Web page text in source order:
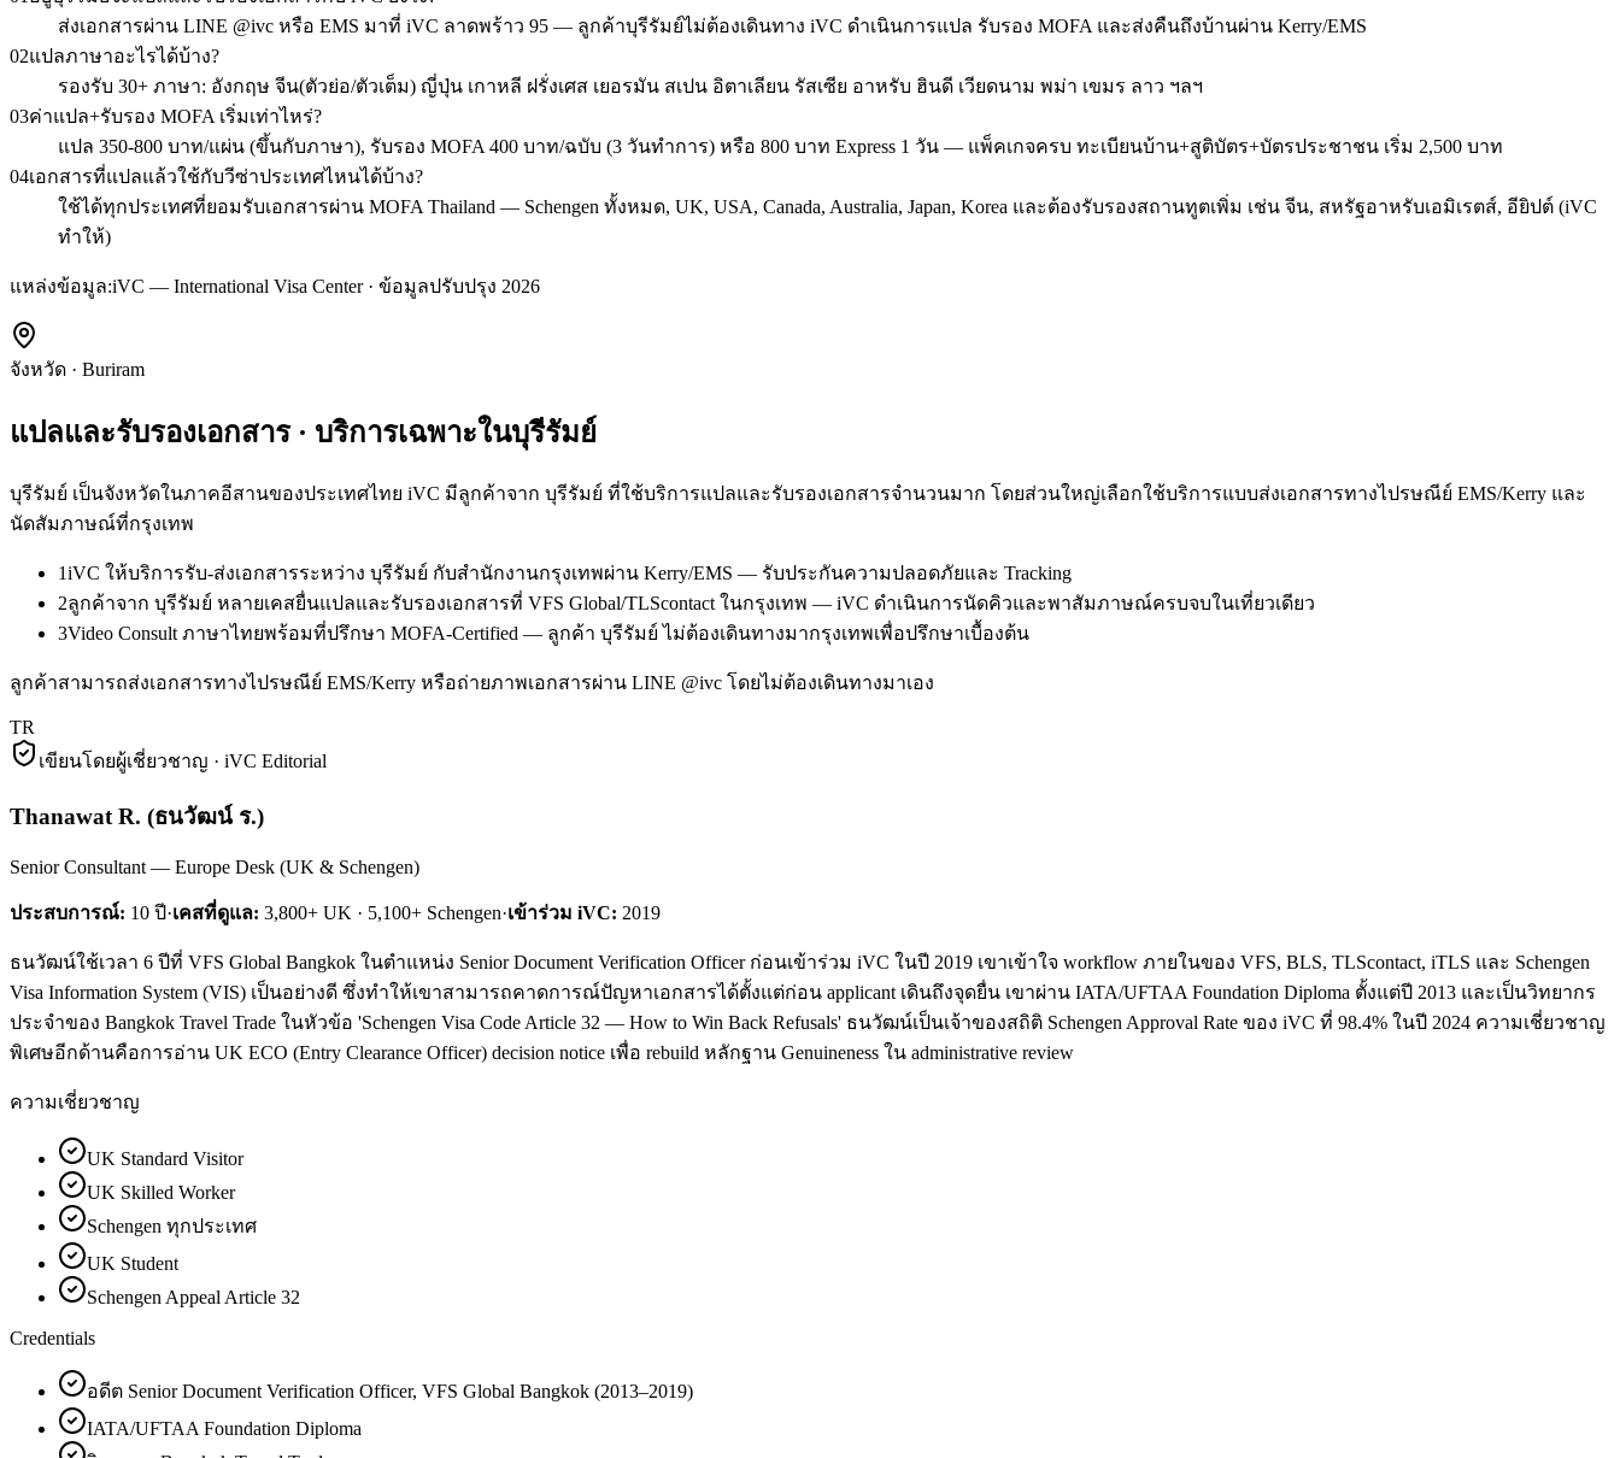
ส่งเอกสารผ่าน LINE @ivc หรือ EMS มาที่ iVC ลาดพร้าว 95 — ลูกค้าบุรีรัมย์ไม่ต้องเดินทาง iVC ดำเนินการแปล รับรอง MOFA และส่งคืนถึงบ้านผ่าน Kerry/EMS
02แปลภาษาอะไรได้บ้าง?
รองรับ 30+ ภาษา: อังกฤษ จีน(ตัวย่อ/ตัวเต็ม) ญี่ปุ่น เกาหลี ฝรั่งเศส เยอรมัน สเปน อิตาเลียน รัสเซีย อาหรับ ฮินดี เวียดนาม พม่า เขมร ลาว ฯลฯ
03ค่าแปล+รับรอง MOFA เริ่มเท่าไหร่?
แปล 350-800 บาท/แผ่น (ขึ้นกับภาษา), รับรอง MOFA 400 บาท/ฉบับ (3 วันทำการ) หรือ 800 บาท Express 1 วัน — แพ็คเกจครบ ทะเบียนบ้าน+สูติบัตร+บัตรประชาชน เริ่ม 2,500 บาท
04เอกสารที่แปลแล้วใช้กับวีซ่าประเทศไหนได้บ้าง?
ใช้ได้ทุกประเทศที่ยอมรับเอกสารผ่าน MOFA Thailand — Schengen ทั้งหมด, UK, USA, Canada, Australia, Japan, Korea และต้องรับรองสถานทูตเพิ่ม เช่น จีน, สหรัฐอาหรับเอมิเรตส์, อียิปต์ (iVC
ทำให้)
แหล่งข้อมูล:iVC — International Visa Center · ข้อมูลปรับปรุง 2026
จังหวัด · Buriram
แปลและรับรองเอกสาร· บริการเฉพาะในบุรีรัมย์
บุรีรัมย์ เป็นจังหวัดในภาคอีสานของประเทศไทย iVC มีลูกค้าจาก บุรีรัมย์ ที่ใช้บริการแปลและรับรองเอกสารจำนวนมาก โดยส่วนใหญ่เลือกใช้บริการแบบส่งเอกสารทางไปรษณีย์ EMS/Kerry และ
นัดสัมภาษณ์ที่กรุงเทพ
1iVC ให้บริการรับ-ส่งเอกสารระหว่าง บุรีรัมย์ กับสำนักงานกรุงเทพผ่าน Kerry/EMS — รับประกันความปลอดภัยและ Tracking
2ลูกค้าจาก บุรีรัมย์ หลายเคสยื่นแปลและรับรองเอกสารที่ VFS Global/TLScontact ในกรุงเทพ — iVC ดำเนินการนัดคิวและพาสัมภาษณ์ครบจบในเที่ยวเดียว
3Video Consult ภาษาไทยพร้อมที่ปรึกษา MOFA-Certified — ลูกค้า บุรีรัมย์ ไม่ต้องเดินทางมากรุงเทพเพื่อปรึกษาเบื้องต้น
ลูกค้าสามารถส่งเอกสารทางไปรษณีย์ EMS/Kerry หรือถ่ายภาพเอกสารผ่าน LINE @ivc โดยไม่ต้องเดินทางมาเอง
TR
เขียนโดยผู้เชี่ยวชาญ · iVC Editorial
Thanawat R. (ธนวัฒน์ ร.)
Senior Consultant — Europe Desk (UK & Schengen)
ประสบการณ์: 10 ปี·เคสที่ดูแล: 3,800+ UK · 5,100+ Schengen·เข้าร่วม iVC: 2019
ธนวัฒน์ใช้เวลา 6 ปีที่ VFS Global Bangkok ในตำแหน่ง Senior Document Verification Officer ก่อนเข้าร่วม iVC ในปี 2019 เขาเข้าใจ workflow ภายในของ VFS, BLS, TLScontact, iTLS และ Schengen
Visa Information System (VIS) เป็นอย่างดี ซึ่งทำให้เขาสามารถคาดการณ์ปัญหาเอกสารได้ตั้งแต่ก่อน applicant เดินถึงจุดยื่น เขาผ่าน IATA/UFTAA Foundation Diploma ตั้งแต่ปี 2013 และเป็นวิทยากร
ประจำของ Bangkok Travel Trade ในหัวข้อ 'Schengen Visa Code Article 32 — How to Win Back Refusals' ธนวัฒน์เป็นเจ้าของสถิติ Schengen Approval Rate ของ iVC ที่ 98.4% ในปี 2024 ความเชี่ยวชาญ
พิเศษอีกด้านคือการอ่าน UK ECO (Entry Clearance Officer) decision notice เพื่อ rebuild หลักฐาน Genuineness ใน administrative review
ความเชี่ยวชาญ
UK Standard Visitor
UK Skilled Worker
Schengen ทุกประเทศ
UK Student
Schengen Appeal Article 32
Credentials
อดีต Senior Document Verification Officer, VFS Global Bangkok (2013–2019)
IATA/UFTAA Foundation Diploma